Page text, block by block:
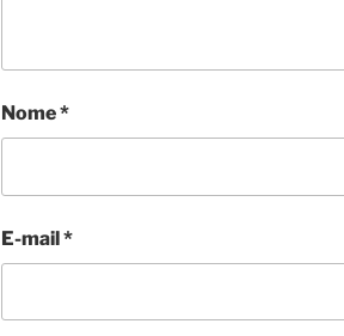
Nome*
E-mail*